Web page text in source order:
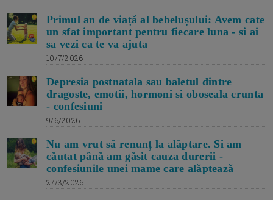
Primul an de viață al bebelușului: Avem cate
un sfat important pentru fiecare luna - si ai
sa vezi ca te va ajuta
10/7/2026
Depresia postnatala sau baletul dintre
dragoste, emotii, hormoni si oboseala crunta
- confesiuni
9/6/2026
Nu am vrut să renunț la alăptare. Si am
căutat până am găsit cauza durerii -
confesiunile unei mame care alăptează
27/3/2026